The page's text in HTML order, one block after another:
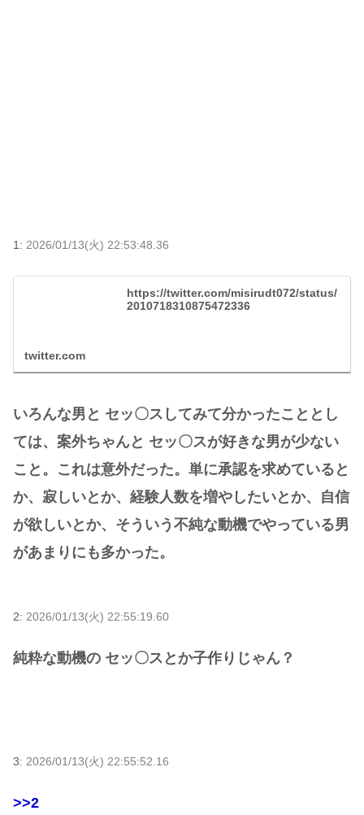
1: 2026/01/13(火) 22:53:48.36
https://twitter.com/misirudt072/status/
2010718310875472336
twitter.com
いろんな男と セッ〇スしてみて分かったこととし
ては、案外ちゃんと セッ〇スが好きな男が少ない
こと。これは意外だった。単に承認を求めていると
か、寂しいとか、経験人数を増やしたいとか、自信
が欲しいとか、そういう不純な動機でやっている男
があまりにも多かった。
2: 2026/01/13(火) 22:55:19.60
純粋な動機の セッ〇スとか子作りじゃん？
3: 2026/01/13(火) 22:55:52.16
>>2